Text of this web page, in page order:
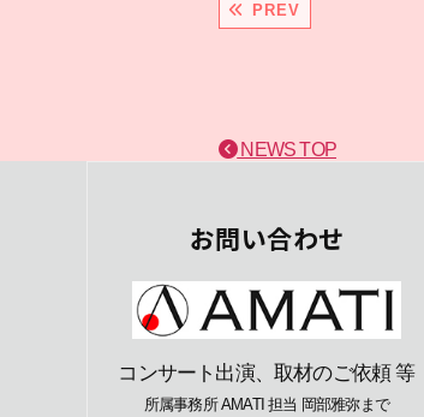
PREV
NEWS TOP
お問い合わせ
コンサート出演、取材のご依頼 等
所属事務所 AMATI 担当 岡部雅弥まで